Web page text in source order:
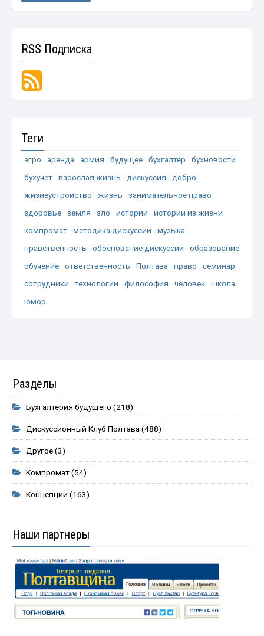
RSS Подписка
Теги
агро аренда армия будущее бухгалтер
бухновости
бухучет
взрослая жизнь дискуссия
добро
жизнеустройство
жизнь
занимательное право
здоровье
земля зло истории
истории из жизни
компромат
методика дискуссии
музыка
нравственность
обоснование дискуссии
образование
обучение
ответственность Полтава право
семинар
сотрудники
технологии философия человек
школа
юмор
Разделы
Бухгалтерия будущего (218)
Дискуссионный Клуб Полтава (488)
Другое(3)
Компромат(54)
Концепции (163)
Наши партнеры